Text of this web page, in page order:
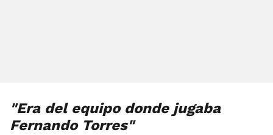
"Era del equipo donde jugaba
Fernando Torres"